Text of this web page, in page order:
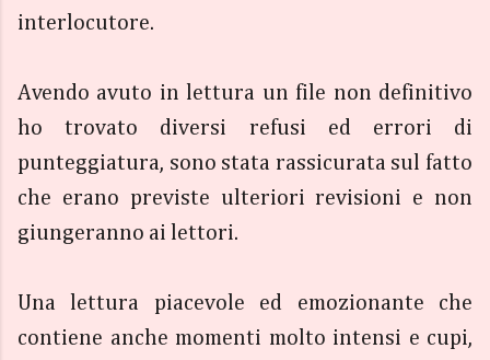
interlocutore.
Avendo avuto in lettura un file non definitivo
ho trovato diversi refusi ed errori di
punteggiatura, sono stata rassicurata sul fatto
che erano previste ulteriori revisioni e non
giungeranno ai lettori.
Una lettura piacevole ed emozionante che
contiene anche momenti molto intensi e cupi,